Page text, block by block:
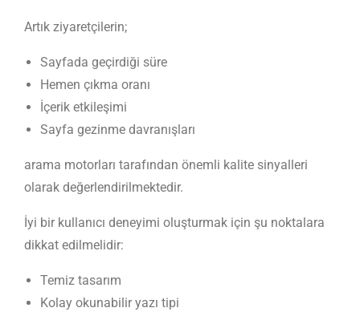
Artık ziyaretçilerin;
Sayfada geçirdiği süre
Hemen çıkma oranı
İçerik etkileşimi
Sayfa gezinme davranışları
arama motorları tarafından önemli kalite sinyalleri
olarak değerlendirilmektedir.
İyi bir kullanıcı deneyimi oluşturmak için şu noktalara
dikkat edilmelidir:
Temiz tasarım
Kolay okunabilir yazı tipi